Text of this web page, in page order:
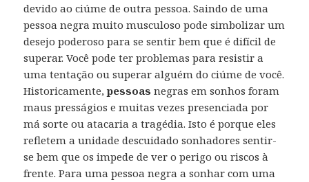
devido ao ciúme de outra pessoa. Saindo de uma
pessoa negra muito musculoso pode simbolizar um
desejo poderoso para se sentir bem que é difícil de
superar. Você pode ter problemas para resistir a
uma tentação ou superar alguém do ciúme de você.
Historicamente,pessoas negras em sonhos foram
maus presságios e muitas vezes presenciada por
má sorte ou atacaria a tragédia. Isto é porque eles
refletem a unidade descuidado sonhadores sentir-
se bem que os impede de ver o perigo ou riscos à
frente. Para uma pessoa negra a sonhar com uma